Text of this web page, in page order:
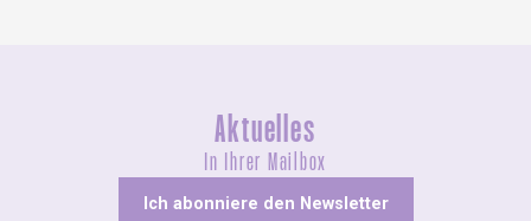
Aktuelles
In Ihrer Mailbox
Ich abonniere den Newsletter